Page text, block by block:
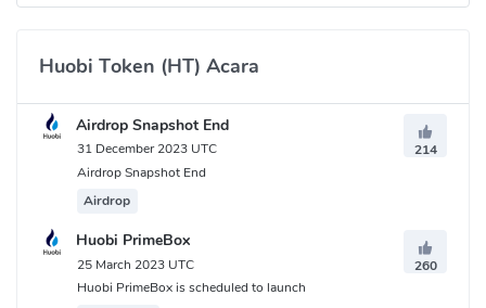
Huobi Token (HT) Acara
Airdrop Snapshot End
31 December 2023 UTC
214
Airdrop Snapshot End
Airdrop
Huobi PrimeBox
25 March 2023 UTC
260
Huobi PrimeBox is scheduled to launch